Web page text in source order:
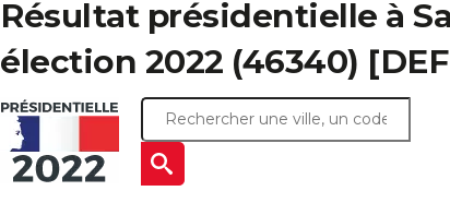
Résultat présidentielle à
élection 2022 (46340)